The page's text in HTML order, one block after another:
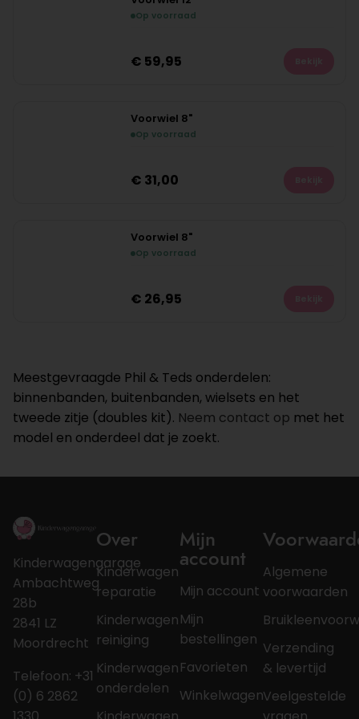
Op voorraad
€ 59,95
Voorwiel 8"
Op voorraad
€ 31,00
Voorwiel 8"
Op voorraad
€ 26,95
Meestgevraagde Phil & Teds onderdelen:
binnenbanden, buitenbanden, wielsets en het
tweede zitje (doubles kit). Neem contact op met het
model en onderdeel dat je zoekt.
Kinderwagengarage
Ambachtweg
28b
2841 LZ
Moordrecht
Telefoon: +31
(0) 6 2862
Over
Kinderwagen
reparatie
Kinderwagen
reiniging
Kinderwagen
onderdelen
Mijn
account
Mijn account
Mijn
bestellingen
Favorieten
Winkelwagen
Algemene
voorwaarden
Verzending
& levertijd
Veelgestelde